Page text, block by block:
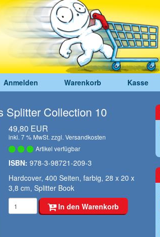
Anmelden Warenkorb Kasse
Splitter Collection 10
49,80 EUR
inkl. 7 % MwSt. zzgl. Versandkosten
Artikel verfügbar
ISBN: 978-3-98721-209-3
Hardcover, 400 Seiten, farbig, 28 x 20 x
3,8 cm, Splitter Book
In den Warenkorb